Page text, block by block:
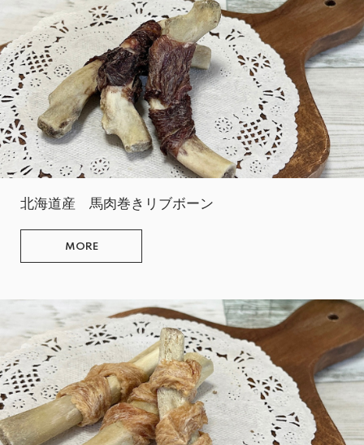
北海道産 馬肉巻きリブボーン
MORE